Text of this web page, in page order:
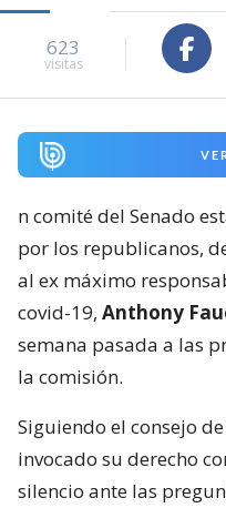
623
visitas
n comité del Senado
por los republicanos,
al ex máximo
covid-19, Anthony
semana pasada a las
la comisión.
Siguiendo el consejo
invocado su derecho
silencio ante las